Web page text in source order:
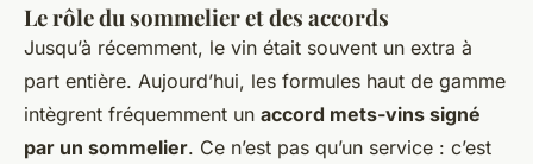
Le rôle du sommelier et des accords
Jusqu’à récemment, le vin était souvent un extra à
part entière. Aujourd’hui, les formules haut de gamme
intègrent fréquemment un accord mets-vins signé
par un sommelier. Ce n’est pas qu’un service : c’est